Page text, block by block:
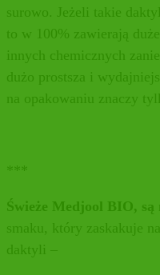
surowo. Jeżeli takie
to w 100% zawierają
innych chemicznych
dużo prostsza i
na opakowaniu znaczy
***
Świeże Medjool BIO,
smaku, który zaskakuje
daktyli –